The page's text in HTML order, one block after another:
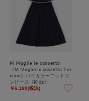
M Maglie le cassetto
《M Maglie le cassetto fior
elino》バイカラーニットワ
ンピース《Kids》
￥6,160(税込)